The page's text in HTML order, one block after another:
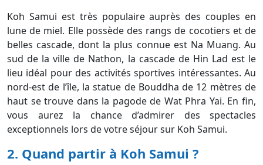
Koh Samui est très populaire auprès des couples en
lune de miel. Elle possède des rangs de cocotiers et de
belles cascade, dont la plus connue est Na Muang. Au
sud de la ville de Nathon, la cascade de Hin Lad est le
lieu idéal pour des activités sportives intéressantes. Au
nord-est de l’île, la statue de Bouddha de 12 mètres de
haut se trouve dans la pagode de Wat Phra Yai. En fin,
vous aurez la chance d’admirer des spectacles
exceptionnels lors de votre séjour sur Koh Samui.
2. Quand partir à Koh Samui ?